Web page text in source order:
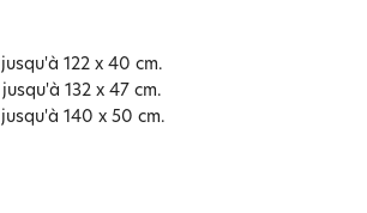
122 x 40 cm.
132 x 47 cm.
140 x 50 cm.